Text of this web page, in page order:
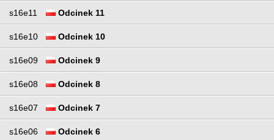
s16e11 Odcinek 11
s16e10 Odcinek 10
s16e09 Odcinek 9
s16e08 Odcinek 8
s16e07 Odcinek 7
s16e06 Odcinek 6